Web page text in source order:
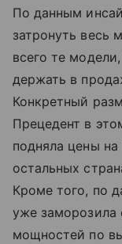
По данным
затронуть весь
всего те
держать в
Конкретный
Прецедент в
подняла цены на
остальных
Кроме того, по
уже заморозила
мощностей по